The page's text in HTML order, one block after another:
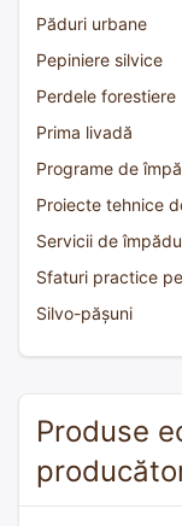
Păduri urbane
Pepiniere silvice
Perdele forestiere
Prima livadă
Programe de
Proiecte tehnice
Servicii de
Sfaturi practice
Silvo-pășuni
Produse